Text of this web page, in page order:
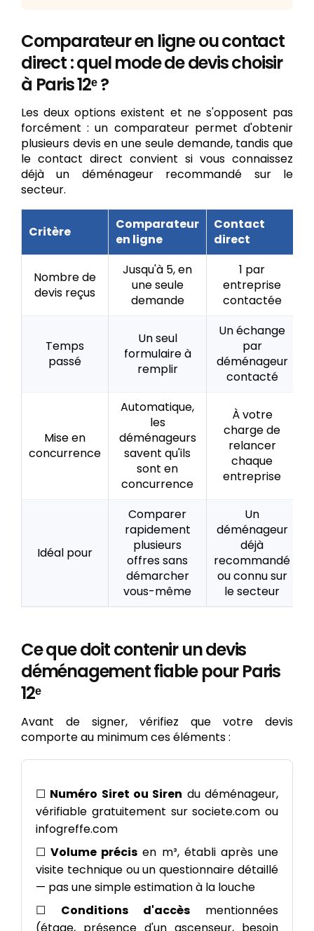
Comparateur en ligne ou contact
direct : quel mode de devis choisir
à Paris 12ᵉ ?
Les deux options existent et ne s'opposent pas
forcément : un comparateur permet d'obtenir
plusieurs devis en une seule demande, tandis que
le contact direct convient si vous connaissez
déjà un déménageur recommandé sur le
secteur.
Critère
Comparateur
en ligne
Contact
direct
Nombre de
devis reçus
Jusqu'à 5, en
une seule
demande
1 par
entreprise
contactée
Temps
passé
Un seul
formulaire à
remplir
Un échange
par
déménageur
contacté
Mise en
concurrence
Automatique,
les
déménageurs
savent qu'ils
sont en
concurrence
À votre
charge de
relancer
chaque
entreprise
Idéal pour
Comparer
rapidement
plusieurs
offres sans
démarcher
vous-même
Un
déménageur
déjà
recommandé
ou connu sur
le secteur
Ce que doit contenir un devis
déménagement fiable pour Paris
12ᵉ
Avant de signer, vérifiez que votre devis
comporte au minimum ces éléments :
☐ Numéro Siret ou Siren du déménageur,
vérifiable gratuitement sur societe.com ou
infogreffe.com
☐Volume précis en m³, établi après une
visite technique ou un questionnaire détaillé
— pas une simple estimation à la louche
☐ Conditions d'accès mentionnées
(étage, présence d'un ascenseur, besoin